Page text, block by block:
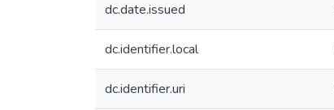
dc.date.issued
dc.identifier.local
dc.identifier.uri